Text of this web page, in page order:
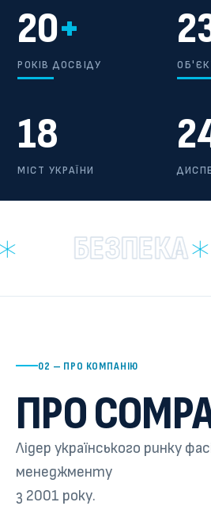
20+
РОКІВ ДОСВІДУ
18
МІСТ УКРАЇНИ
02 — ПРО КОМПАНІЮ
ПРО
Лідер українського ринку
менеджменту
з 2001 року.